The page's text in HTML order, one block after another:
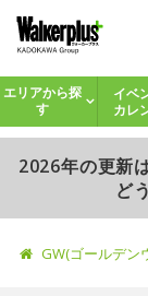
エリアから探
す
イベ
カレ
2026年の更新
ど
GW(ゴールデン